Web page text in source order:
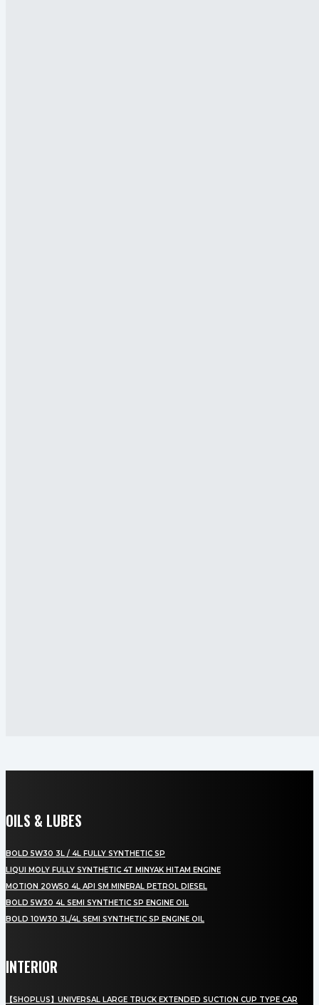
OILS & LUBES
BOLD 5W30 3L / 4L FULLY SYNTHETIC SP
LIQUI MOLY FULLY SYNTHETIC 4T MINYAK HITAM ENGINE
MOTION 20W50 4L API SM MINERAL PETROL DIESEL
BOLD 5W30 4L SEMI SYNTHETIC SP ENGINE OIL
BOLD 10W30 3L/4L SEMI SYNTHETIC SP ENGINE OIL
INTERIOR
【SHOPLUS】UNIVERSAL LARGE TRUCK EXTENDED SUCTION CUP TYPE CAR